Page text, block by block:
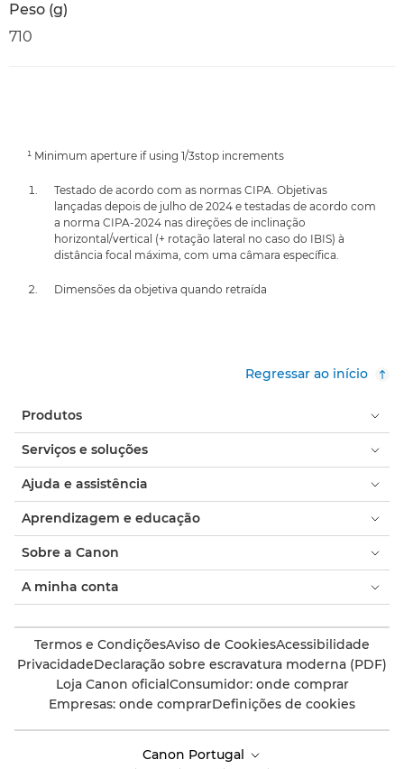
Peso (g)
710
¹ Minimum aperture if using 1/3stop increments
Testado de acordo com as normas CIPA. Objetivas
lançadas depois de julho de 2024 e testadas de acordo com
a norma CIPA-2024 nas direções de inclinação
horizontal/vertical (+ rotação lateral no caso do IBIS) à
distância focal máxima, com uma câmara específica.
Dimensões da objetiva quando retraída
Regressar ao início
Produtos
Serviços e soluções
Ajuda e assistência
Aprendizagem e educação
Sobre a Canon
A minha conta
Termos e CondiçõesAviso de CookiesAcessibilidade
PrivacidadeDeclaração sobre escravatura moderna (PDF)
Loja Canon oficialConsumidor: onde comprar
Empresas: onde comprarDefinições de cookies
Canon Portugal